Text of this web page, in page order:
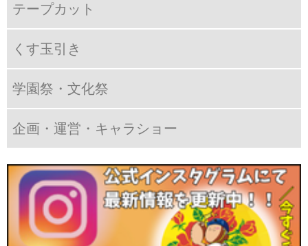
テープカット
くす玉引き
学園祭・文化祭
企画・運営・キャラショー